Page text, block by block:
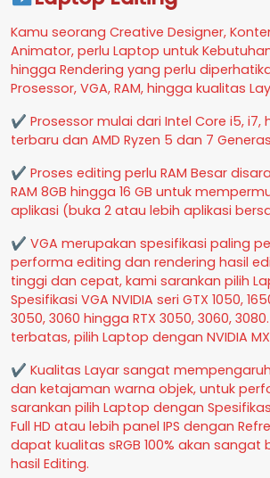
Kamu seorang Creative Designer,
Animator, perlu Laptop untuk
hingga Rendering yang perlu
Prosessor, VGA, RAM, hingga kualitas
✔ Prosessor mulai dari Intel Core i5, i7,
terbaru dan AMD Ryzen 5 dan 7
✔ Proses editing perlu RAM Besar
RAM 8GB hingga 16 GB untuk
aplikasi (buka 2 atau lebih aplikasi
✔ VGA merupakan spesifikasi paling
performa editing dan rendering hasil
tinggi dan cepat, kami sarankan pilih
Spesifikasi VGA NVIDIA seri GTX 1050,
3050, 3060 hingga RTX 3050, 3060,
terbatas, pilih Laptop dengan NVIDIA
✔ Kualitas Layar sangat
dan ketajaman warna objek, untuk
sarankan pilih Laptop dengan
Full HD atau lebih panel IPS dengan
dapat kualitas sRGB 100% akan sangat
hasil Editing.